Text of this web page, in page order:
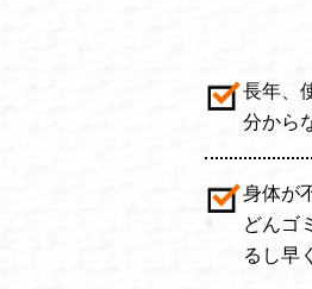
長年、
分から
身体が
どんゴ
るし早